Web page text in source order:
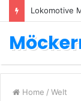
Home / Welt